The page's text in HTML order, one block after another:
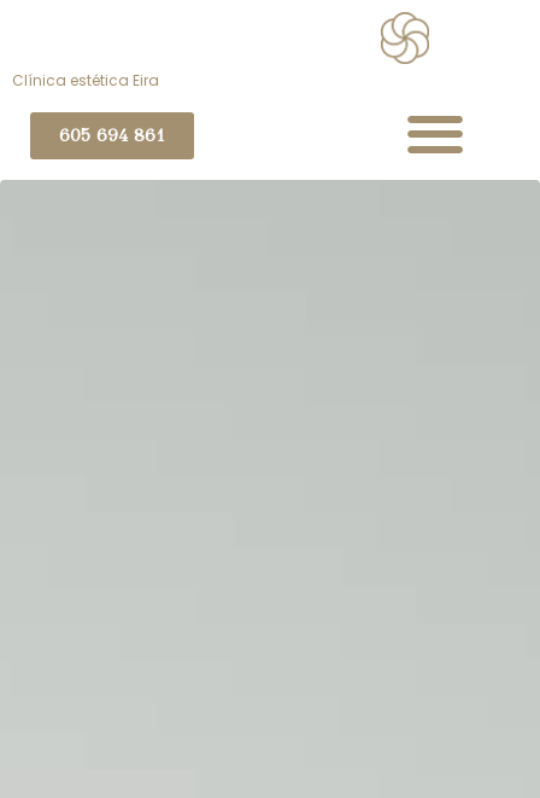
Clínica estética Eira
605 694 861